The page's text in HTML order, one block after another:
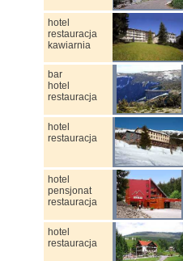
hotel
restauracja
kawiarnia
bar
hotel
restauracja
hotel
restauracja
hotel
pensjonat
restauracja
hotel
restauracja